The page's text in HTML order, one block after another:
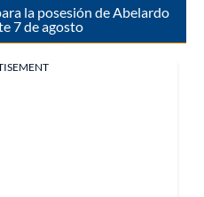
la posesión de Abelardo
7 de agosto